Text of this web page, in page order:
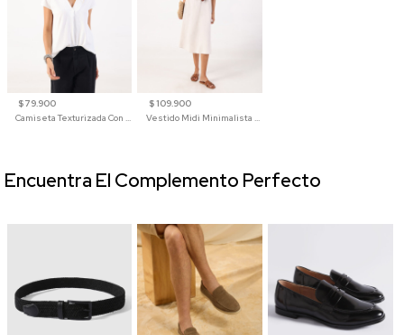
$ 79.900
$ 109.900
Encuentra El Complemento Perfecto